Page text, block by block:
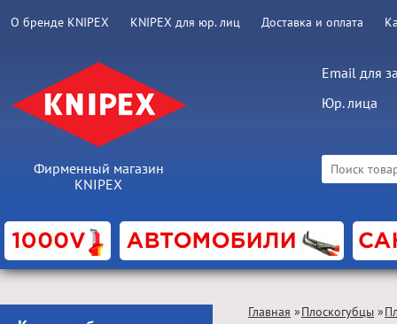
О бренде KNIPEX KNIPEX для юр. лиц Доставка и оплата
Фирменный магазин
KNIPEX
Email для
Юр. лица
Главная »Плоскогубцы »